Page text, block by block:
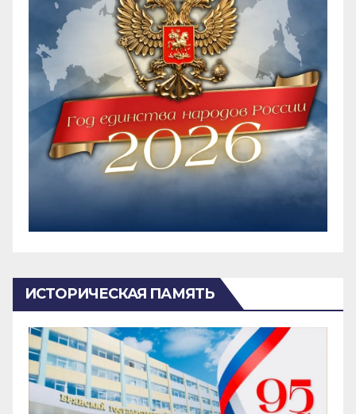
ИСТОРИЧЕСКАЯ ПАМЯТЬ